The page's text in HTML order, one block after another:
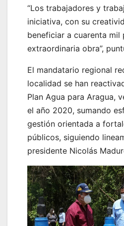
“Los trabajadores y
iniciativa, con su
beneficiar a cuarenta mil
extraordinaria obra”,
El mandatario regional
localidad se han
Plan Agua para Aragua,
el año 2020, sumando
gestión orientada a
públicos, siguiendo
presidente Nicolás